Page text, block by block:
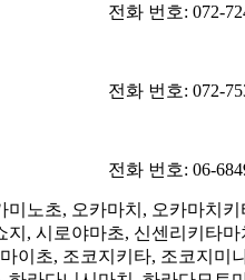
전화 번호: 072-
전화 번호: 072-
전화 번호: 06-
노초, 오카마치, 오카마치
, 시로야마초, 신센리키타마
이초, 조코지키타, 조코지미